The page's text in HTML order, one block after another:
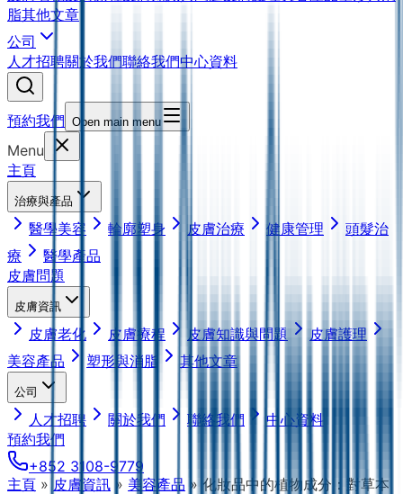
脂其他文章
公司
人才招聘關於我們聯絡我們中心資料
預約我們 Open main menu
Menu
主頁
治療與產品
醫學美容 輪廓塑身 皮膚治療 健康管理
頭髮治
療
醫學產品
皮膚問題
皮膚資訊
皮膚老化 皮膚療程 皮膚知識與問題
皮膚護理
美容產品
塑形與消脂 其他文章
公司
人才招聘 關於我們 聯絡我們
中心資料
預約我們
+852 3108-9779
主頁 » 皮膚資訊 » 美容產品 » 化妝品中的植物成分：對草本